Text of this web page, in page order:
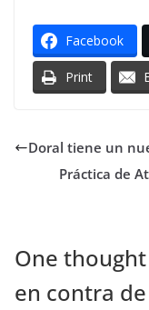
Facebook
Print
Doral tiene un
Práctica de
One thought
en contra